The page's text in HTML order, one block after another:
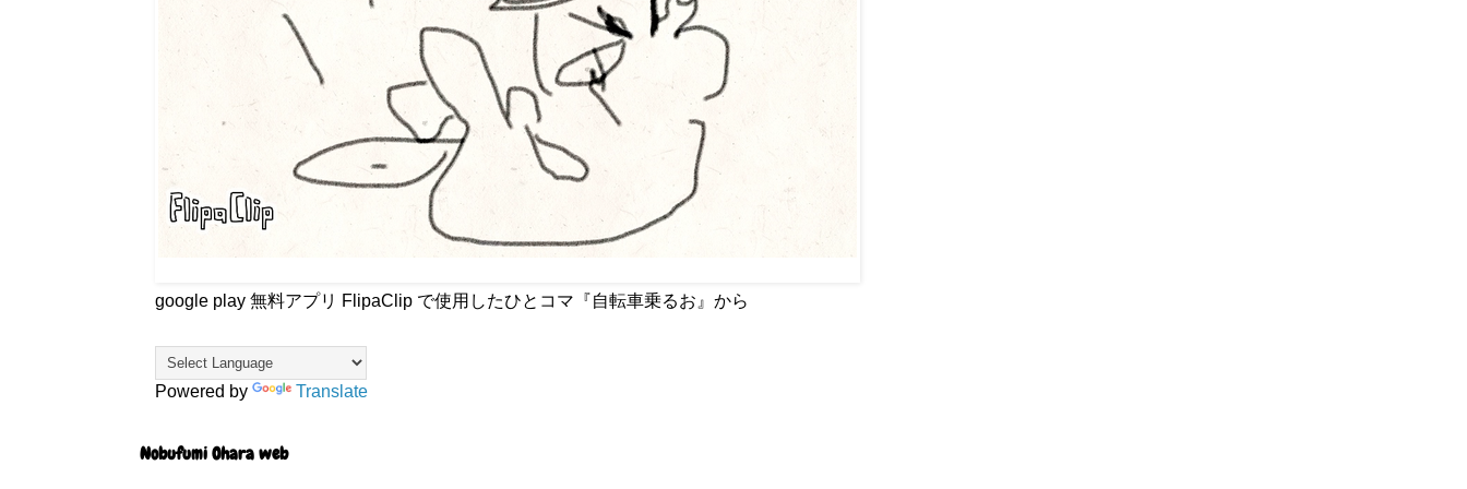
google play 無料アプリ FlipaClip で使用したひとコマ『自転車乗るお』から
Powered by Translate
Nobufumi Ohara web